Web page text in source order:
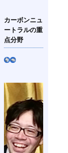
カーボンニュ
ートラルの重
点分野